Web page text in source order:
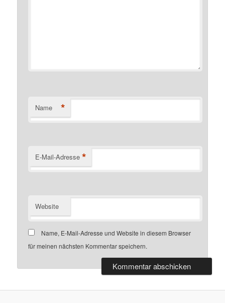
Name *
E-Mail-Adresse *
Website
Name, E-Mail-Adresse und Website in diesem Browser
für meinen nächsten Kommentar speichern.